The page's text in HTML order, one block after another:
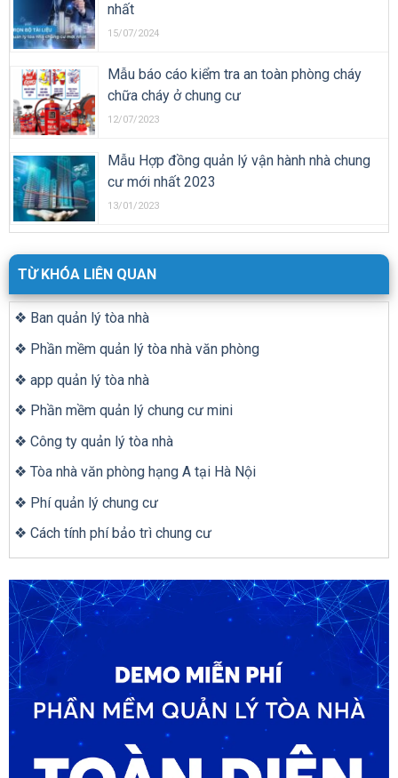
nhất
15/07/2024
Mẫu báo cáo kiểm tra an toàn phòng cháy
chữa cháy ở chung cư
12/07/2023
Mẫu Hợp đồng quản lý vận hành nhà chung
cư mới nhất 2023
13/01/2023
TỪ KHÓA LIÊN QUAN
❖ Ban quản lý tòa nhà
❖ Phần mềm quản lý tòa nhà văn phòng
❖ app quản lý tòa nhà
❖ Phần mềm quản lý chung cư mini
❖ Công ty quản lý tòa nhà
❖ Tòa nhà văn phòng hạng A tại Hà Nội
❖ Phí quản lý chung cư
❖ Cách tính phí bảo trì chung cư